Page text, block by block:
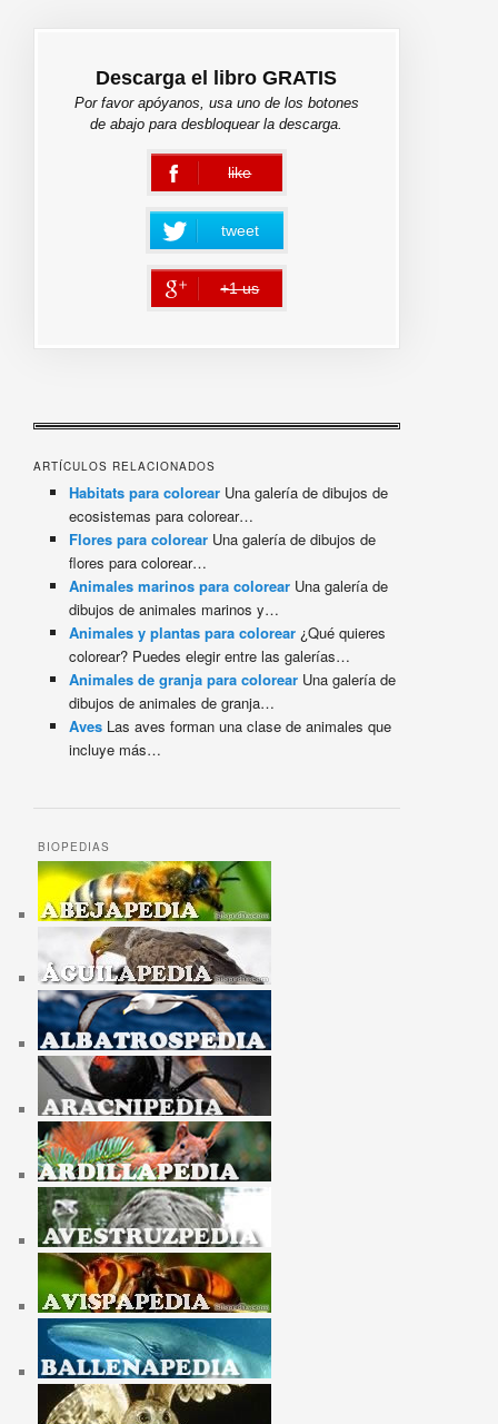
Descarga el libro GRATIS
Por favor apóyanos, usa uno de los botones
de abajo para desbloquear la descarga.
like
error
tweet
+1 us
error
ARTÍCULOS RELACIONADOS
Habitats para colorear Una galería de dibujos de
ecosistemas para colorear…
Flores para colorear Una galería de dibujos de
flores para colorear…
Animales marinos para colorear Una galería de
dibujos de animales marinos y…
Animales y plantas para colorear ¿Qué quieres
colorear? Puedes elegir entre las galerías…
Animales de granja para colorear Una galería de
dibujos de animales de granja…
Aves Las aves forman una clase de animales que
incluye más…
BIOPEDIAS